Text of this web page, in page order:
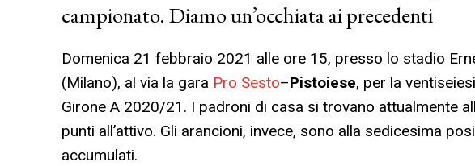
campionato. Diamo un’occhiata ai precedenti
Domenica 21 febbraio 2021 alle ore 15, presso lo stadio
(Milano), al via la gara Pro Sesto–Pistoiese, per la
Girone A 2020/21. I padroni di casa si trovano attualmente
punti all’attivo. Gli arancioni, invece, sono alla sedicesima
accumulati.